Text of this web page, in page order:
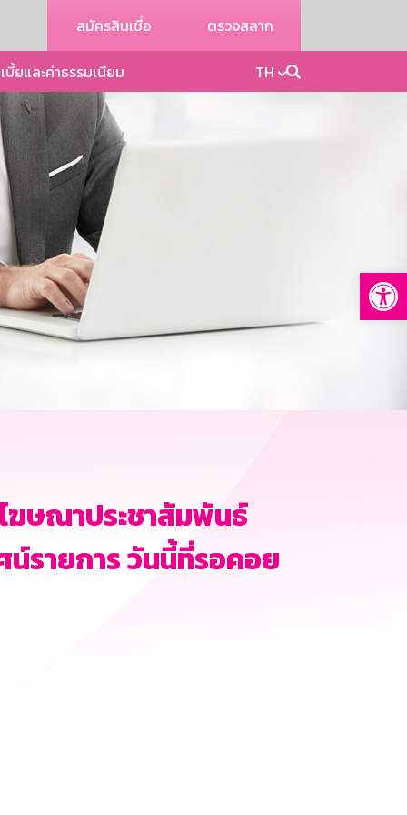
สมัครสินเชื่อ ตรวจสลาก
บี้ยและค่าธรรมเนียม TH
ฆษณาประชาสัมพันธ์
รายการ วันนี้ที่รอคอย